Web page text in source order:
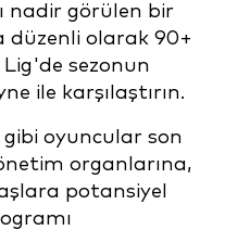
nadir görülen bir
olarak 90+
sezonun
ile karşılaştırın.
oyuncular son
organlarına,
potansiyel